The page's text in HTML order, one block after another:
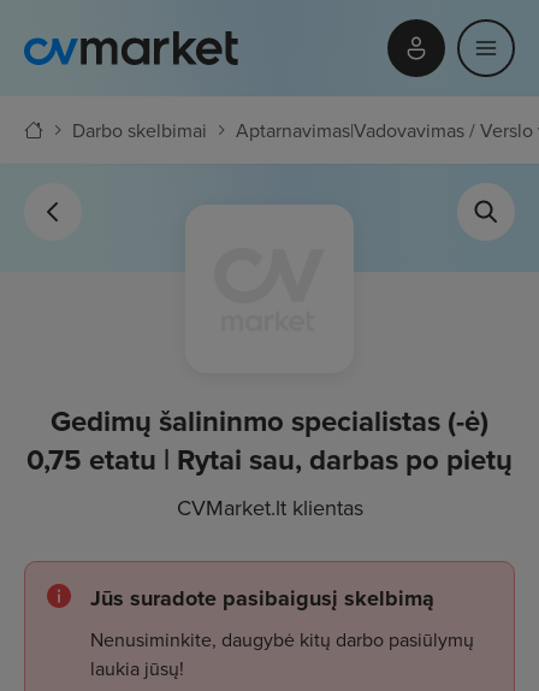
Darbo skelbimai Aptarnavimas|Vadovavimas / Verslo
Gedimų šalininmo specialistas (-ė)
0,75 etatu | Rytai sau, darbas po pietų
CVMarket.lt klientas
Jūs suradote pasibaigusį skelbimą
Nenusiminkite, daugybė kitų darbo pasiūlymų
laukia jūsų!